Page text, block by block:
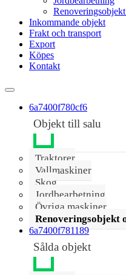
Inkommande objekt
Frakt och transport
Export
Köpes
Kontakt
6a7400f780cf6
Objekt till salu
Traktorer
Vallmaskiner
Skog
Jordbearbetning
Övriga maskiner
Renoveringsobjekt
6a7400f781189
Sålda objekt